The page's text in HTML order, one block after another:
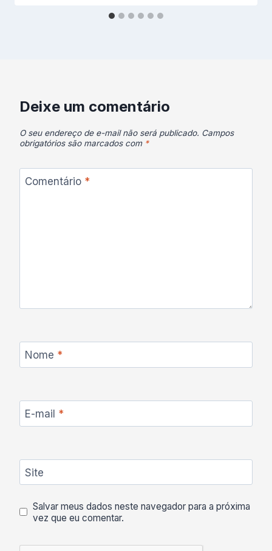
Deixe um comentário
O seu endereço de e-mail não será publicado. Campos
obrigatórios são marcados com *
Comentário *
Nome *
E-mail *
Site
Salvar meus dados neste navegador para a próxima
vez que eu comentar.